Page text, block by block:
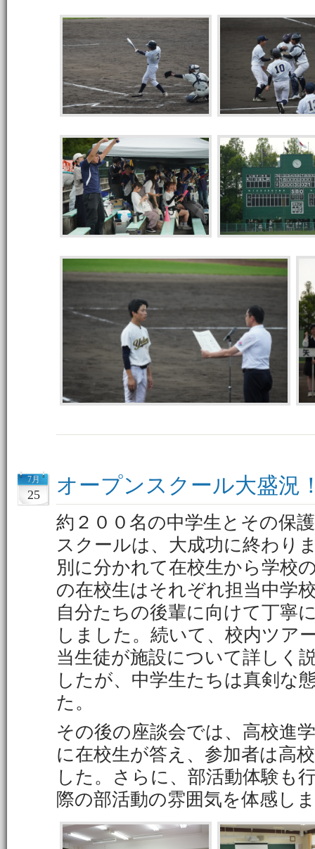
7月
25 オープンスクール大盛況
約２００名の中学生とその保
スクールは、大成功に終わり
別に分かれて在校生から学校
の在校生はそれぞれ担当中学
自分たちの後輩に向けて丁寧
しました。続いて、校内ツア
当生徒が施設について詳しく
したが、中学生たちは真剣な
た。
その後の座談会では、高校進
に在校生が答え、参加者は高
した。さらに、部活動体験も
際の部活動の雰囲気を体感し